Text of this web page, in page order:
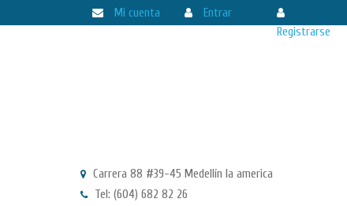
Mi cuenta
Entrar
Registrarse
Carrera 88 #39-45 Medellín la america
Tel: (604) 682 82 26